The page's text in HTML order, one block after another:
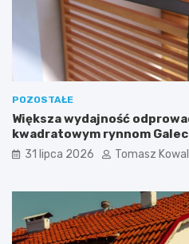
POZOSTAŁE
Większa wydajność
kwadratowym rynnom
31 lipca 2026 Tomasz